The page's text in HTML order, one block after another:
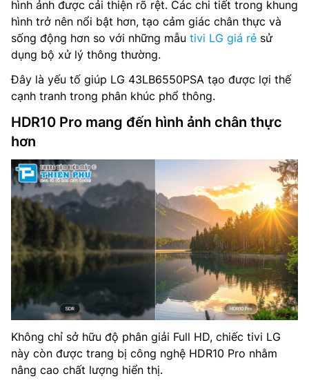
hình ảnh được cải thiện rõ rệt. Các chi tiết trong khung
hình trở nên nổi bật hơn, tạo cảm giác chân thực và
sống động hơn so với những mẫu tivi LG giá rẻ sử
dụng bộ xử lý thông thường.
Đây là yếu tố giúp LG 43LB6550PSA tạo được lợi thế
cạnh tranh trong phân khúc phổ thông.
HDR10 Pro mang đến hình ảnh chân thực
hơn
Không chỉ sở hữu độ phân giải Full HD, chiếc tivi LG
này còn được trang bị công nghệ HDR10 Pro nhằm
nâng cao chất lượng hiển thị.